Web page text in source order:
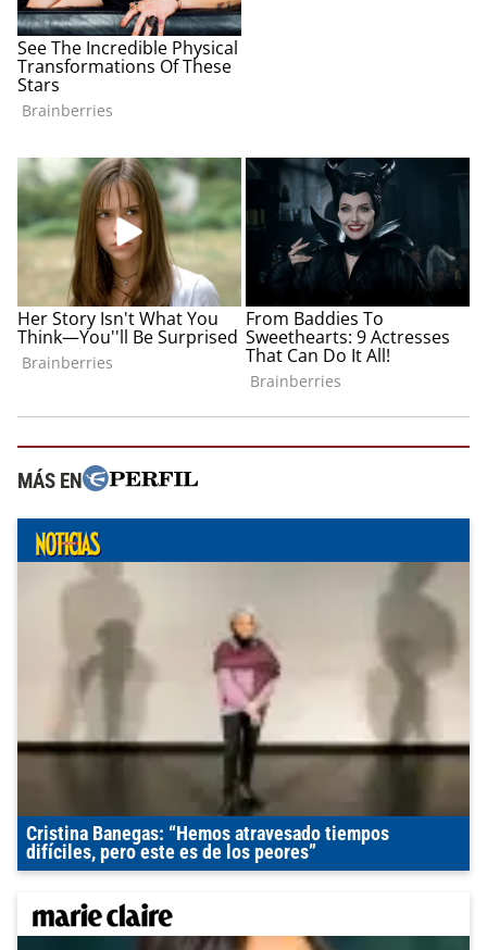
MÁS EN
Cristina Banegas: “Hemos atravesado tiempos
difíciles, pero este es de los peores”